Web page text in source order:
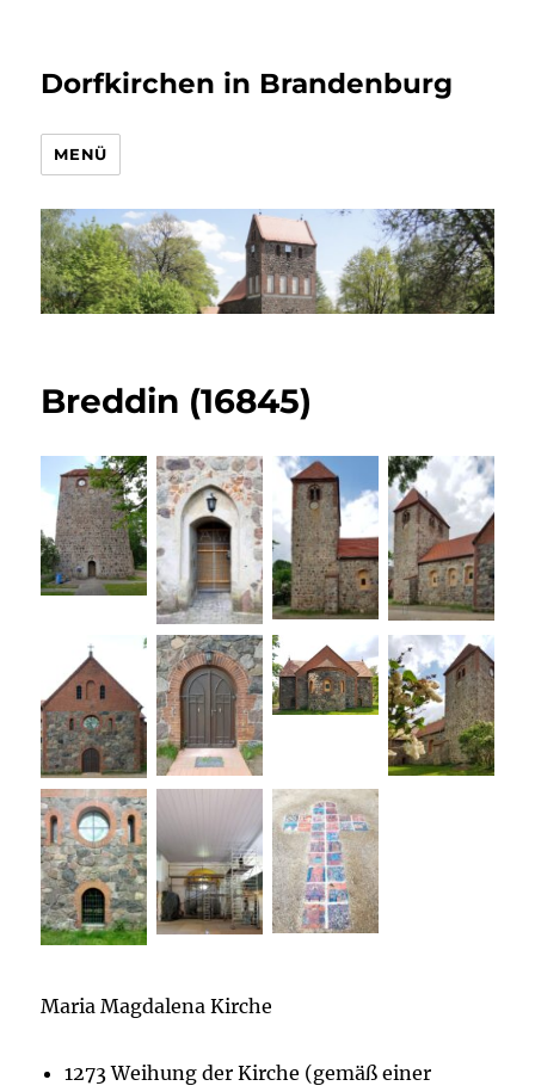
Dorfkirchen in Brandenburg
MENÜ
Breddin (16845)
Maria Magdalena Kirche
1273 Weihung der Kirche (gemäß einer